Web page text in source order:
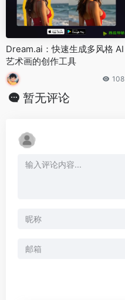
Dream.ai：快速生成多风格 AI
艺术画的创作工具
108
暂无评论